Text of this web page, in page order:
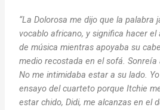
“La Dolorosa me dijo que la palabra
vocablo africano, y significa hacer el
de música mientras apoyaba su
medio recostada en el sofá.
No me intimidaba estar a su lado.
ensayo del cuarteto porque Itchie
estar chido, Didi, me alcanzas en el